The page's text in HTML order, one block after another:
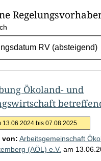
Ökoland- und
13.06.2024 bis 07.08.2025
von: Arbeitsgemeinschaft
(AÖL) e.V. am